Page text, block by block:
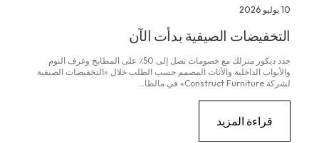
10 يوليو 2026
التخفيضات الصيفية بدأت الآن
جدد ديكور منزلك مع خصومات تصل إلى 50٪ على المطابخ وغرف النوم
والأبواب الداخلية والأثاث المصمم حسب الطلب خلال «التخفيضات الصيفية
لشركة Construct Furniture» في مالطا...
قراءة المزيد